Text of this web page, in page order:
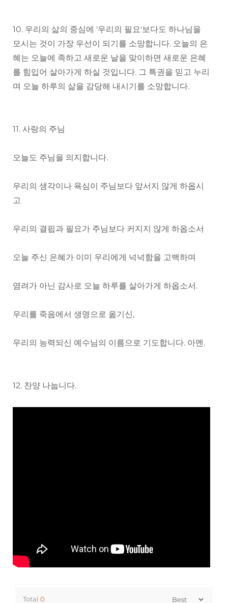
10. 우리의 삶의 중심에 '우리의 필요'보다도 하나님을
모시는 것이 가장 우선이 되기를 소망합니다. 오늘의 은
혜는 오늘에 족하고 새로운 날을 맞이하면 새로운 은혜
를 힘입어 살아가게 하실 것입니다. 그 특권을 믿고 누리
며 오늘 하루의 삶을 감당해 내시기를 소망합니다.
11. 사랑의 주님
오늘도 주님을 의지합니다.
우리의 생각이나 욕심이 주님보다 앞서지 않게 하옵시
고
우리의 결핍과 필요가 주님보다 커지지 않게 하옵소서
오늘 주신 은혜가 이미 우리에게 넉넉함을 고백하며
염려가 아닌 감사로 오늘 하루를 살아가게 하옵소서.
우리를 죽음에서 생명으로 옮기신,
우리의 능력되신 예수님의 이름으로 기도합니다. 아멘.
12. 찬양 나눕니다.
Total 0